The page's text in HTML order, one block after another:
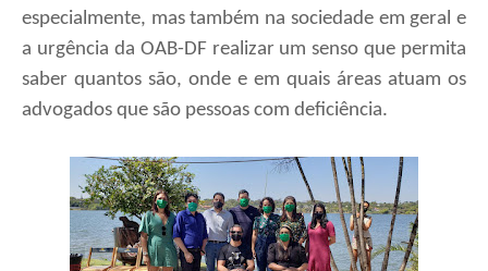
especialmente, mas também na sociedade em geral e
a urgência da OAB-DF realizar um senso que permita
saber quantos são, onde e em quais áreas atuam os
advogados que são pessoas com deficiência.